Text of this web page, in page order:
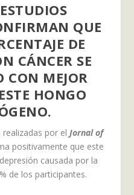
QUE
DE
CÁNCER SE
CON MEJOR
HONGO
realizadas por elJornal of
positivamente que este
causada por la
de los participantes.